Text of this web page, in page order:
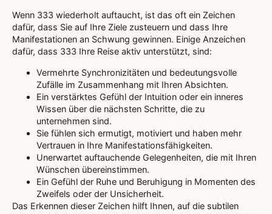
Wenn 333 wiederholt auftaucht, ist das oft ein Zeichen
dafür, dass Sie auf Ihre Ziele zusteuern und dass Ihre
Manifestationen an Schwung gewinnen. Einige Anzeichen
dafür, dass 333 Ihre Reise aktiv unterstützt, sind:
Vermehrte Synchronizitäten und bedeutungsvolle
Zufälle im Zusammenhang mit Ihren Absichten.
Ein verstärktes Gefühl der Intuition oder ein inneres
Wissen über die nächsten Schritte, die zu
unternehmen sind.
Sie fühlen sich ermutigt, motiviert und haben mehr
Vertrauen in Ihre Manifestationsfähigkeiten.
Unerwartet auftauchende Gelegenheiten, die mit Ihren
Wünschen übereinstimmen.
Ein Gefühl der Ruhe und Beruhigung in Momenten des
Zweifels oder der Unsicherheit.
Das Erkennen dieser Zeichen hilft Ihnen, auf die subtilen